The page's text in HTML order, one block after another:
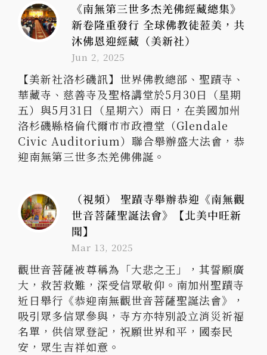
《南無第三世多杰羌佛經藏總集》
新卷隆重發行 全球佛教徒蒞美，共
沐佛恩迎經藏（美新社）
Jun 2, 2025
【美新社洛杉磯訊】世界佛教總部、聖蹟寺、
華藏寺、慈善寺及聖格講堂於5月30日（星期
五）與5月31日（星期六）兩日，在美國加州
洛杉磯縣格倫代爾市市政禮堂（Glendale
Civic Auditorium）聯合舉辦盛大法會，恭
迎南無第三世多杰羌佛佛誕。
（視頻） 聖蹟寺舉辦恭迎《南無觀
世音菩薩聖誕法會》【北美中旺新
聞】
Mar 13, 2025
觀世音菩薩被尊稱為「大悲之王」，其誓願廣
大，救苦救難，深受信眾敬仰。南加州聖蹟寺
近日舉行《恭迎南無觀世音菩薩聖誕法會》，
吸引眾多信眾參與，寺方亦特別設立消災祈福
名單，供信眾登記，祝願世界和平，國泰民
安，眾生吉祥如意。